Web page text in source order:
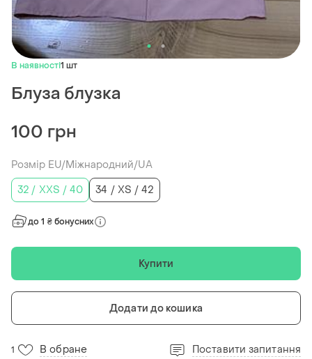
В наявності1 шт
Блуза блузка
100 грн
Розмір EU/Міжнародний/UA
32 / XXS / 40
34 / XS / 42
до 1 ₴ бонусних
Купити
Додати до кошика
1 В обране Поставити запитання